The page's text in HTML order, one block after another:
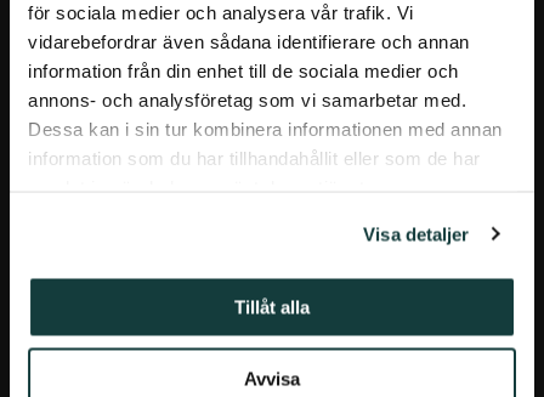
för sociala medier och analysera vår trafik. Vi
vidarebefordrar även sådana identifierare och annan
information från din enhet till de sociala medier och
annons- och analysföretag som vi samarbetar med.
Dessa kan i sin tur kombinera informationen med annan
information som du har tillhandahållit eller som de har
Visa detaljer
Tillåt alla
Avvisa
DONNERSKA INSTITUTET
donner.institute@abo.fi
Dataskyddsbeskrivning